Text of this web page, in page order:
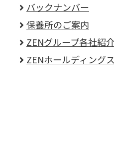
バックナンバー
保養所のご案内
ZENグループ各社紹
ZENホールディング